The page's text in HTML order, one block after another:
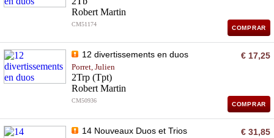
Robert Martin
CM51174
COMPRAR
12 divertissements en duos
Porret, Julien
2Trp (Tpt)
Robert Martin
CM50936
€ 17,25
COMPRAR
14 Nouveaux Duos et Trios € 31,85